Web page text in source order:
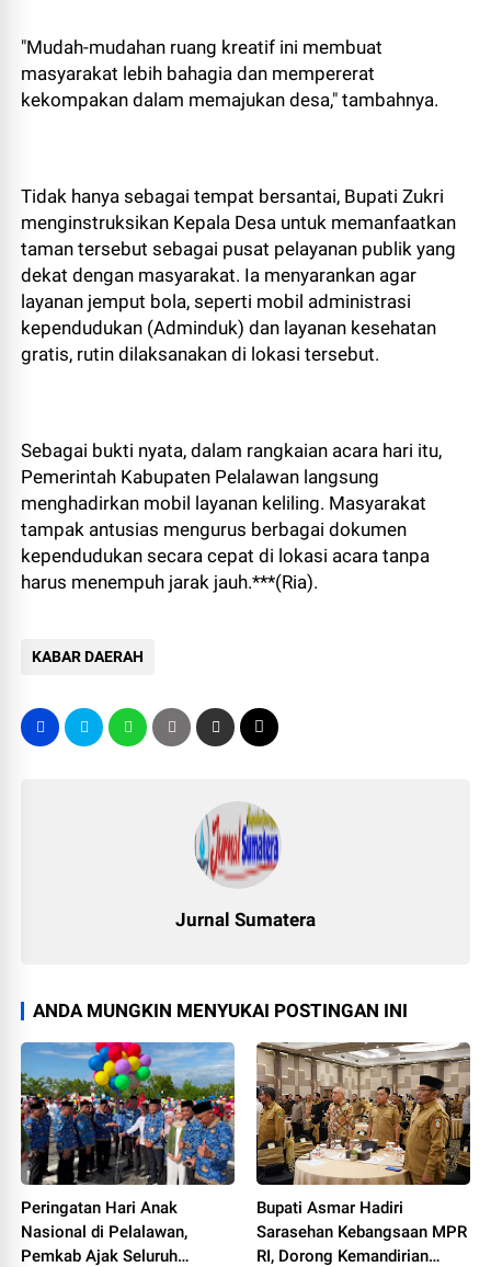
"Mudah-mudahan ruang kreatif ini membuat
masyarakat lebih bahagia dan mempererat
kekompakan dalam memajukan desa," tambahnya.
Tidak hanya sebagai tempat bersantai, Bupati Zukri
menginstruksikan Kepala Desa untuk memanfaatkan
taman tersebut sebagai pusat pelayanan publik yang
dekat dengan masyarakat. Ia menyarankan agar
layanan jemput bola, seperti mobil administrasi
kependudukan (Adminduk) dan layanan kesehatan
gratis, rutin dilaksanakan di lokasi tersebut.
Sebagai bukti nyata, dalam rangkaian acara hari itu,
Pemerintah Kabupaten Pelalawan langsung
menghadirkan mobil layanan keliling. Masyarakat
tampak antusias mengurus berbagai dokumen
kependudukan secara cepat di lokasi acara tanpa
harus menempuh jarak jauh.***(Ria).
KABAR DAERAH
Jurnal Sumatera
ANDA MUNGKIN MENYUKAI POSTINGAN INI
Peringatan Hari Anak
Nasional di Pelalawan,
Pemkab Ajak Seluruh
Bupati Asmar Hadiri
Sarasehan Kebangsaan MPR
RI, Dorong Kemandirian